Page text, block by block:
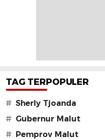
TAG TERPOPULER
# Sherly Tjoanda
# Gubernur Malut
#
Pemprov Malut